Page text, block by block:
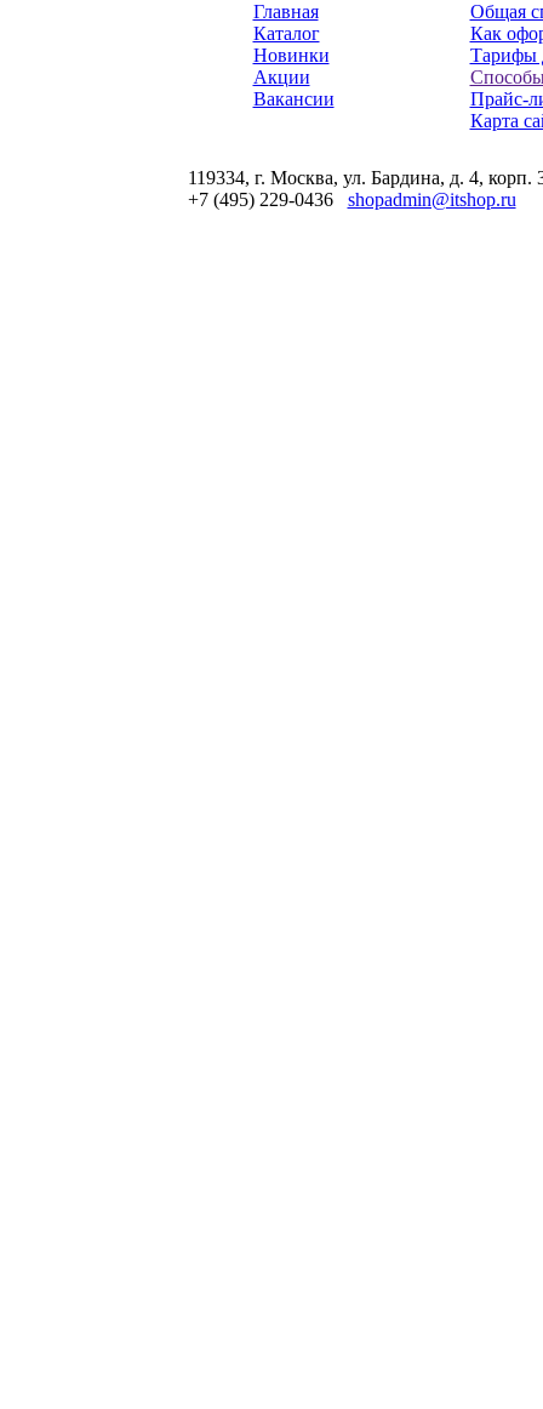
Главная
Каталог
Новинки
Акции
Вакансии
Общая
Как
Тарифы
Прайс-
Карта
119334, г. Москва, ул. Бардина, д. 4, корп.
+7 (495) 229-0436 shopadmin@itshop.ru